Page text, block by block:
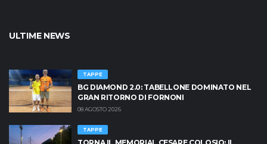
ULTIME NEWS
TAPPE
BG DIAMOND 2.0: TABELLONE DOMINATO NEL
GRAN RITORNO DI FORNONI
08 AGOSTO 2026
TAPPE